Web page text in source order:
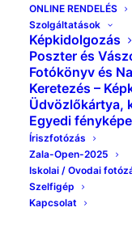
ONLINE RENDELÉS
Szolgáltatások
Képkidolgozás
Poszter és
Fotókönyv és
Keretezés –
Üdvözlőkártya,
Egyedi
Íriszfotózás
Zala-Open-2025
Iskolai / Ovodai
Szelfigép
Kapcsolat